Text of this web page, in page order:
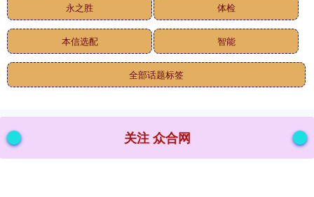
永之胜 体检
本信选配 智能
全部话题标签
关注 众合网